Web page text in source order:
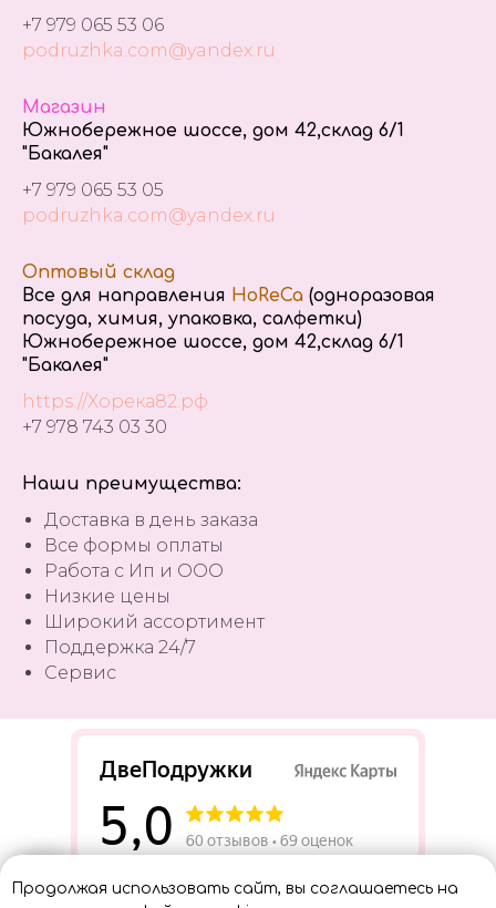
+7 979 065 53 06
podruzhka.com@yandex.ru
Магазин
Южнобережное шоссе, дом 42,склад 6/1
"Бакалея"
+7 979 065 53 05
podruzhka.com@yandex.ru
Оптовый склад
Все для направления HoReCa (одноразовая
посуда, химия, упаковка, салфетки)
Южнобережное шоссе, дом 42,склад 6/1
"Бакалея"
https://Хорека82.рф
+7 978 743 03 30
Наши преимущества:
Доставка в день заказа
Все формы оплаты
Работа с Ип и ООО
Низкие цены
Широкий ассортимент
Поддержка 24/7
Сервис
Продолжая использовать сайт, вы соглашаетесь на
Разработать сайт
Консультант